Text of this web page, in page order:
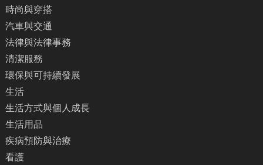
時尚與穿搭
汽車與交通
法律與法律事務
清潔服務
環保與可持續發展
生活
生活方式與個人成長
生活用品
疾病預防與治療
看護